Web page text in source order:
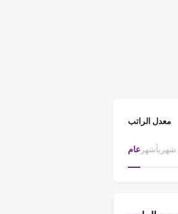
معدل الراتب
عام شهر